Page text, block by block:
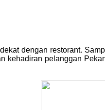
dengan restorant.
kehadiran pelanggan